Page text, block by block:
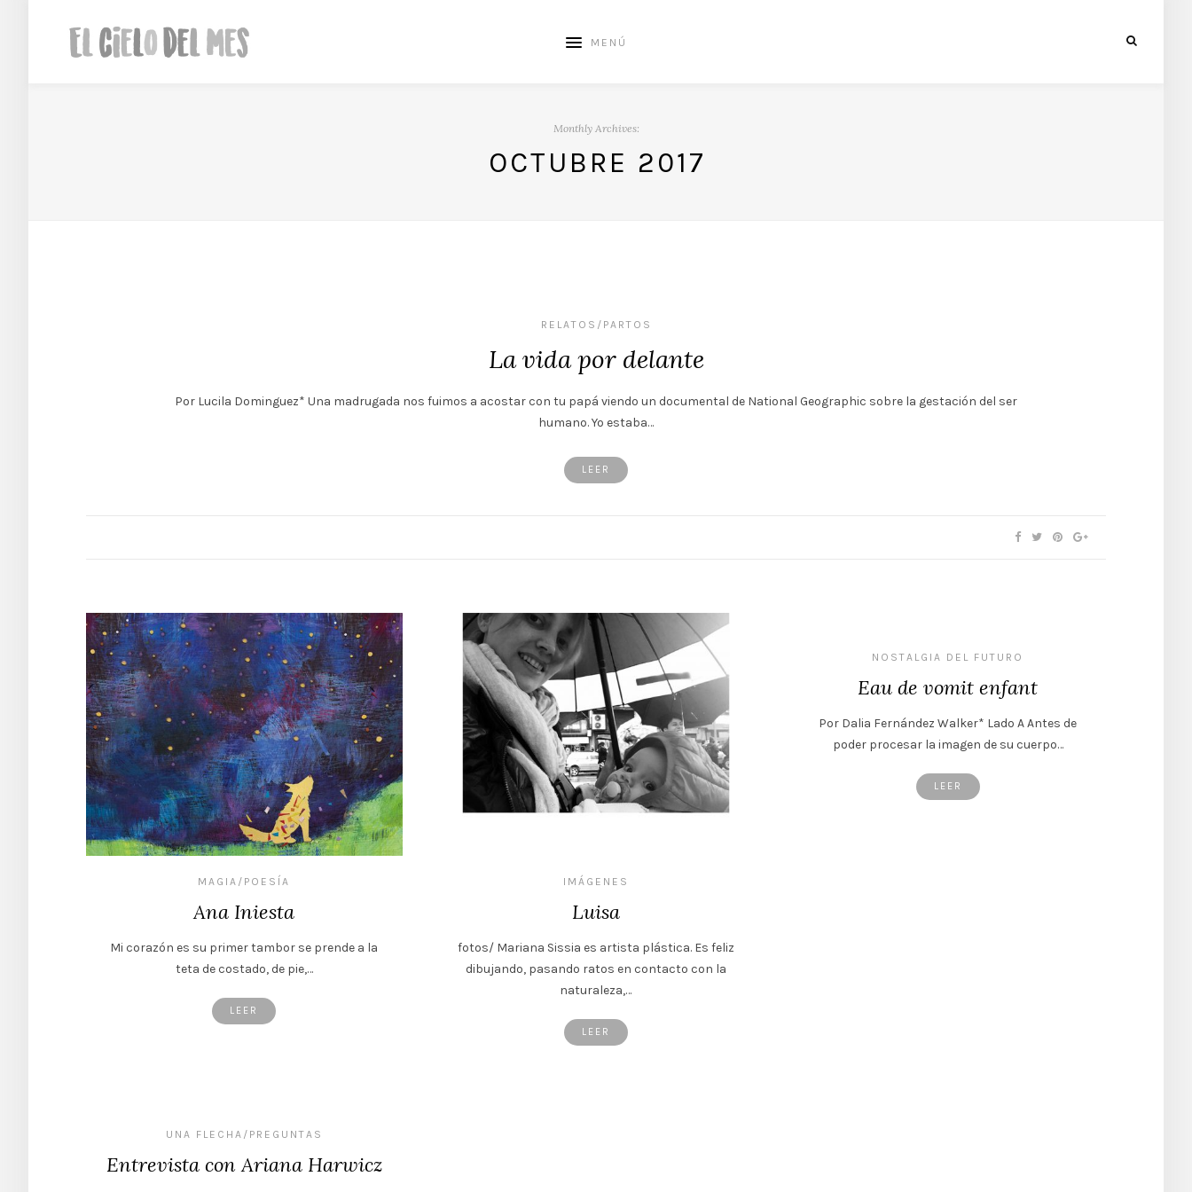
MENÚ
Monthly Archives:
OCTUBRE 2017
RELATOS/PARTOS
La vida por delante
Por Lucila Dominguez* Una madrugada nos fuimos a acostar con tu papá viendo un documental de National Geographic sobre la gestación del ser
humano. Yo estaba…
LEER
MAGIA/POESÍA
Ana Iniesta
Mi corazón es su primer tambor se prende a la
teta de costado, de pie,…
LEER
IMÁGENES
Luisa
fotos/ Mariana Sissia es artista plástica. Es feliz
dibujando, pasando ratos en contacto con la
naturaleza,…
LEER
NOSTALGIA DEL FUTURO
Eau de vomit enfant
Por Dalia Fernández Walker* Lado A Antes de
poder procesar la imagen de su cuerpo…
LEER
UNA FLECHA/PREGUNTAS
Entrevista con Ariana Harwicz